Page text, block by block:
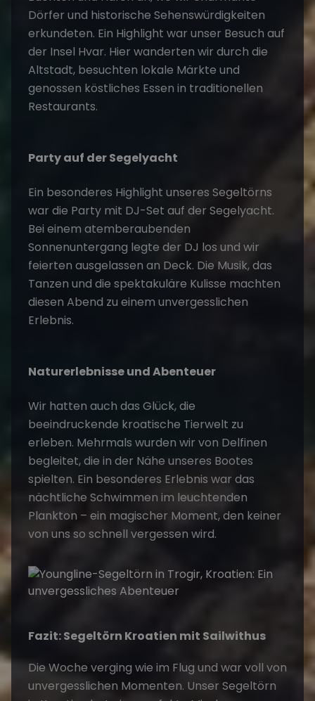
Dörfer und historische Sehenswürdigkeiten
erkundeten. Ein Highlight war unser Besuch auf
der Insel Hvar. Hier wanderten wir durch die
Altstadt, besuchten lokale Märkte und
genossen köstliches Essen in traditionellen
Restaurants.
Party auf der Segelyacht
Ein besonderes Highlight unseres Segeltörns
war die Party mit DJ-Set auf der Segelyacht.
Bei einem atemberaubenden
Sonnenuntergang legte der DJ los und wir
feierten ausgelassen an Deck. Die Musik, das
Tanzen und die spektakuläre Kulisse machten
diesen Abend zu einem unvergesslichen
Erlebnis.
Naturerlebnisse und Abenteuer
Wir hatten auch das Glück, die
beeindruckende kroatische Tierwelt zu
erleben. Mehrmals wurden wir von Delfinen
begleitet, die in der Nähe unseres Bootes
spielten. Ein besonderes Erlebnis war das
nächtliche Schwimmen im leuchtenden
Plankton – ein magischer Moment, den keiner
von uns so schnell vergessen wird.
Fazit:Segeltörn Kroatien mit Sailwithus
Die Woche verging wie im Flug und war voll von
unvergesslichen Momenten. Unser Segeltörn